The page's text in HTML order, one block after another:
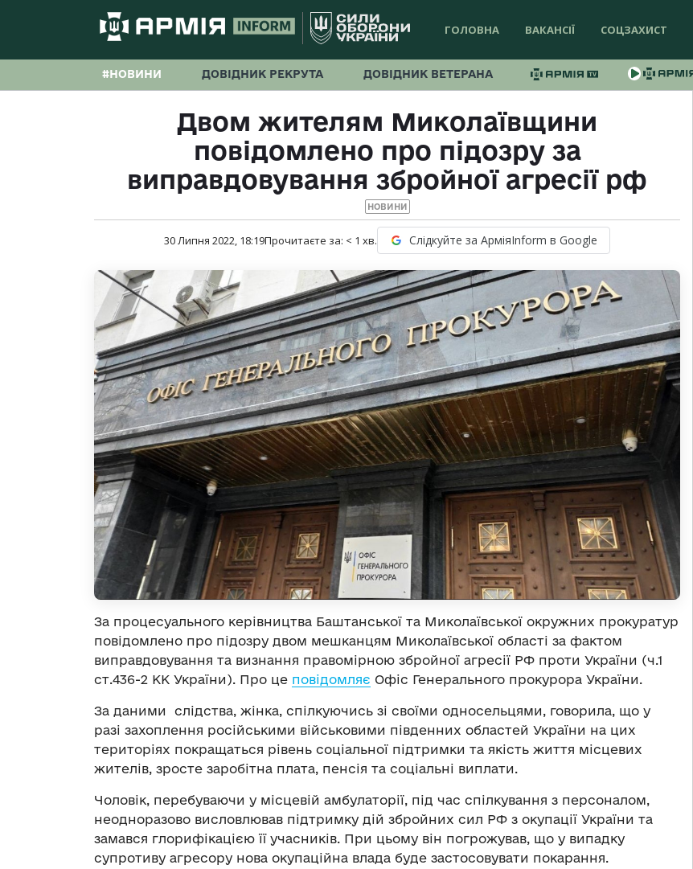
ГОЛОВНА ВАКАНСІЇ СОЦЗАХИСТ
#НОВИНИ ДОВІДНИК РЕКРУТА ДОВІДНИК ВЕТЕРАНА
Двом жителям Миколаївщини
повідомлено про підозру за
виправдовування збройної агресії рф
НОВИНИ
30 Липня 2022, 18:19Прочитаєте за: < 1 хв. Слідкуйте за АрміяInform в Google
За процесуального керівництва Баштанської та Миколаївської окружних прокуратур
повідомлено про підозру двом мешканцям Миколаївської області за фактом
виправдовування та визнання правомірною збройної агресії РФ проти України (ч.1
ст.436-2 КК України). Про це повідомляє Офіс Генерального прокурора України.
За даними слідства, жінка, спілкуючись зі своїми односельцями, говорила, що у
разі захоплення російськими військовими південних областей України на цих
територіях покращаться рівень соціальної підтримки та якість життя місцевих
жителів, зросте заробітна плата, пенсія та соціальні виплати.
Чоловік, перебуваючи у місцевій амбулаторії, під час спілкування з персоналом,
неодноразово висловлював підтримку дій збройних сил РФ з окупації України та
замався глорифікацією її учасників. При цьому він погрожував, що у випадку
супротиву агресору нова окупаційна влада буде застосовувати покарання.